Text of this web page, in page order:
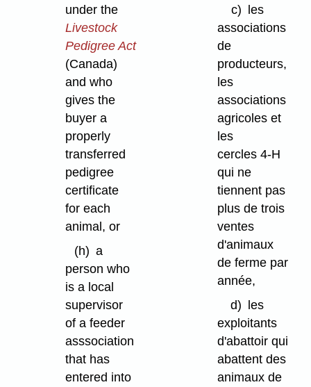
under the
Livestock
Pedigree Act
(Canada)
and who
gives the
buyer a
properly
transferred
pedigree
certificate
for each
animal, or
(h) a
person who
is a local
supervisor
of a feeder
asssociation
that has
entered into
c)
les
associations
de
producteurs,
les
associations
agricoles et
les
cercles 4-H
qui ne
tiennent pas
plus de trois
ventes
d'animaux
de ferme par
année,
d) les
exploitants
d'abattoir qui
abattent des
animaux de